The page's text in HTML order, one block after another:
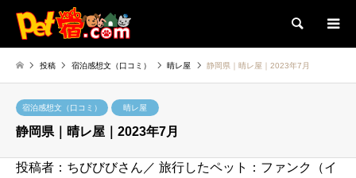
検索
投稿 宿泊感想文（口コミ） 晴レ屋 静岡県｜晴レ屋｜2023年7月
宿泊感想文（口コミ） 晴レ屋
静岡県｜晴レ屋｜2023年7月
投稿者：ちびびびさん／ 旅行したペット：ファンク（イ